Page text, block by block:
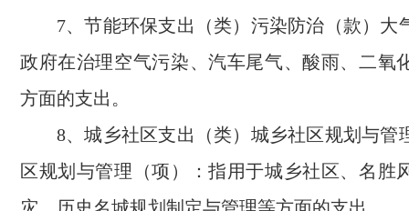
7、节能环保支出（类）污染防治（款）大
政府在治理空气污染、汽车尾气、酸雨、二氧
方面的支出。
8、城乡社区支出（类）城乡社区规划与管
区规划与管理（项）：指用于城乡社区、名胜